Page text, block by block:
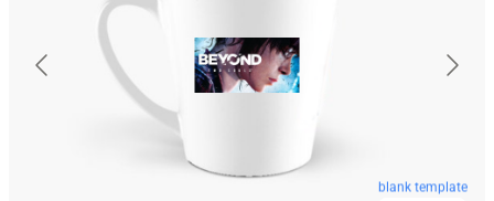
blank template